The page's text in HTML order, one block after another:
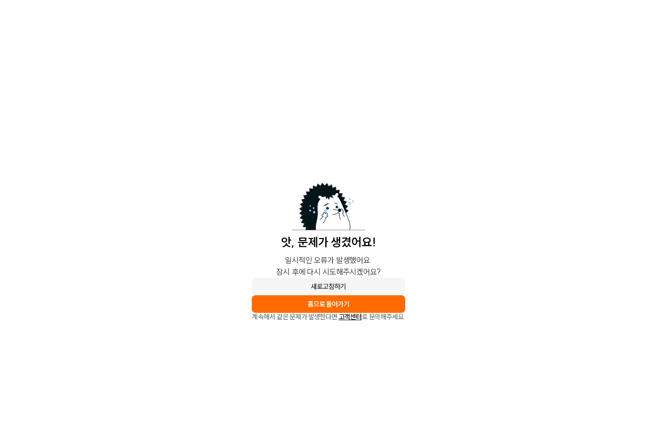
앗, 문제가 생겼어요!
일시적인 오류가 발생했어요.
잠시 후에 다시 시도해주시겠어요?
새로고침하기
홈으로 돌아가기
계속해서 같은 문제가 발생한다면 고객센터로 문의해주세요.